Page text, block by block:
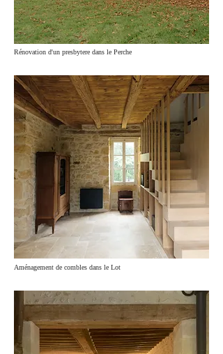
Rénovation d'un presbytere dans le Perche​
Aménagement de combles dans le Lot